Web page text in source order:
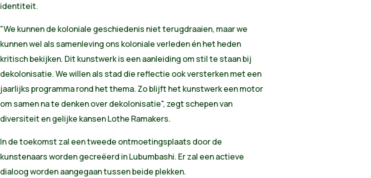
identiteit.
"We kunnen de koloniale geschiedenis niet terugdraaien, maar we
kunnen wel als samenleving ons koloniale verleden én het heden
kritisch bekijken. Dit kunstwerk is een aanleiding om stil te staan bij
dekolonisatie. We willen als stad die reflectie ook versterken met een
jaarlijks programma rond het thema. Zo blijft het kunstwerk een motor
om samen na te denken over dekolonisatie", zegt schepen van
diversiteit en gelijke kansen Lothe Ramakers.
In de toekomst zal een tweede ontmoetingsplaats door de
kunstenaars worden gecreëerd in Lubumbashi. Er zal een actieve
dialoog worden aangegaan tussen beide plekken.